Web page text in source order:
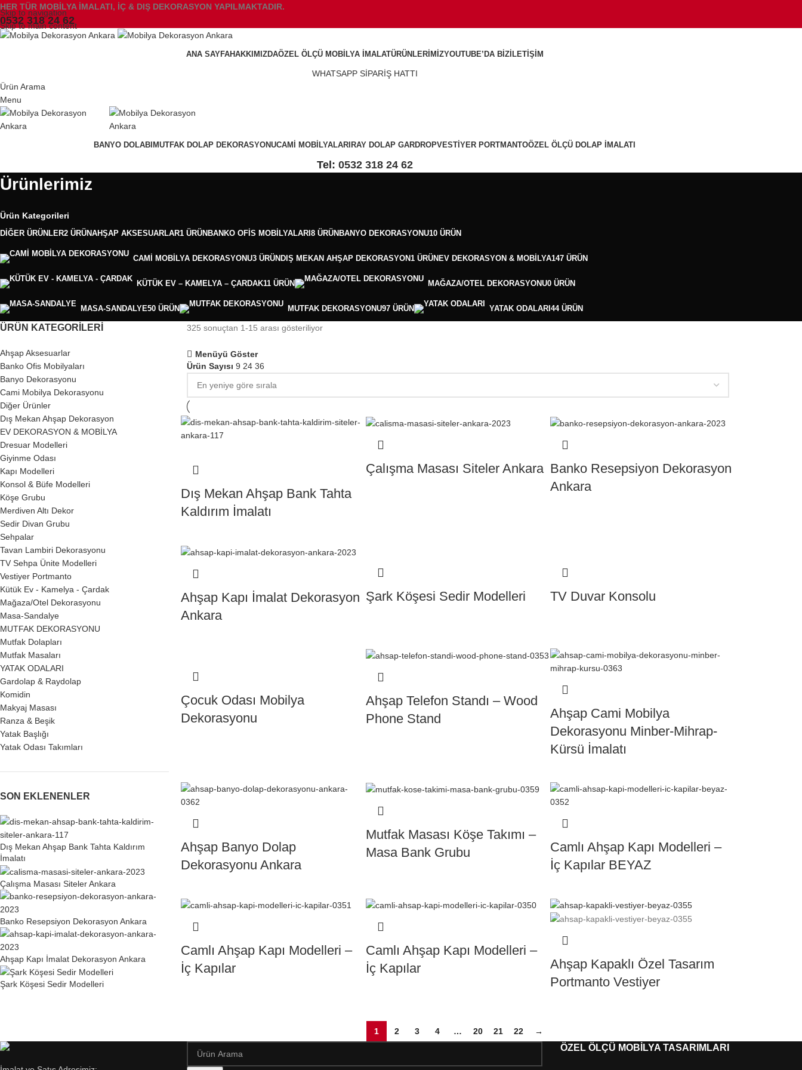
Skip to navigation
Skip to main content
HER TÜR MOBİLYA İMALATI, İÇ & DIŞ DEKORASYON YAPILMAKTADIR.
0532 318 24 62
ANA SAYFAHAKKIMIZDAÖZEL ÖLÇÜ MOBILYA İMALATÜRÜNLERIMIZYOUTUBE’DA BIZİLETIŞIM
WHATSAPP SİPARİŞ HATTI
Ürün Arama
Menu
BANYO DOLABI MUTFAK DOLAP DEKORASYONUCAMI MOBILYALARI RAY DOLAP GARDROPVESTIYER PORTMANTOÖZEL ÖLÇÜ DOLAP İMALATI
Tel: 0532 318 24 62
Ürünlerimiz
Ürün Kategorileri
DIĞER ÜRÜNLER2 ÜRÜNAHŞAP AKSESUARLAR1 ÜRÜN BANKO OFIS MOBILYALARI 8 ÜRÜN BANYO DEKORASYONU10 ÜRÜN
CAMI MOBILYA DEKORASYONU3 ÜRÜN DIŞ MEKAN AHŞAP DEKORASYON1 ÜRÜN EV DEKORASYON & MOBİLYA147 ÜRÜN
KÜTÜK EV – KAMELYA – ÇARDAK11 ÜRÜN MAĞAZA/OTEL DEKORASYONU0 ÜRÜN
MASA-SANDALYE50 ÜRÜN MUTFAK DEKORASYONU97 ÜRÜN YATAK ODALARI 44 ÜRÜN
ÜRÜN KATEGORILERI
Ahşap Aksesuarlar
Banko Ofis Mobilyaları
Banyo Dekorasyonu
Cami Mobilya Dekorasyonu
Diğer Ürünler
Dış Mekan Ahşap Dekorasyon
EV DEKORASYON & MOBİLYA
Dresuar Modelleri
Giyinme Odası
Kapı Modelleri
Konsol & Büfe Modelleri
Köşe Grubu
Merdiven Altı Dekor
Sedir Divan Grubu
Sehpalar
Tavan Lambiri Dekorasyonu
TV Sehpa Ünite Modelleri
Vestiyer Portmanto
Kütük Ev - Kamelya - Çardak
Mağaza/Otel Dekorasyonu
Masa-Sandalye
MUTFAK DEKORASYONU
Mutfak Dolapları
Mutfak Masaları
YATAK ODALARI
Gardolap & Raydolap
Komidin
Makyaj Masası
Ranza & Beşik
Yatak Başlığı
Yatak Odası Takımları
SON EKLENENLER
Dış Mekan Ahşap Bank Tahta Kaldırım
İmalatı
Çalışma Masası Siteler Ankara
Banko Resepsiyon Dekorasyon Ankara
Ahşap Kapı İmalat Dekorasyon Ankara
Şark Köşesi Sedir Modelleri
325 sonuçtan 1-15 arası gösteriliyor
Menüyü Göster
Ürün Sayısı 9 24 36
Dış Mekan Ahşap Bank Tahta
Kaldırım İmalatı
Çalışma Masası Siteler Ankara Banko Resepsiyon Dekorasyon
Ankara
Ahşap Kapı İmalat Dekorasyon
Ankara
Şark Köşesi Sedir Modelleri TV Duvar Konsolu
Çocuk Odası Mobilya
Dekorasyonu
Ahşap Telefon Standı – Wood
Phone Stand
Ahşap Cami Mobilya
Dekorasyonu Minber-Mihrap-
Kürsü İmalatı
Ahşap Banyo Dolap
Dekorasyonu Ankara
Mutfak Masası Köşe Takımı –
Masa Bank Grubu
Camlı Ahşap Kapı Modelleri –
İç Kapılar BEYAZ
Camlı Ahşap Kapı Modelleri –
İç Kapılar
Camlı Ahşap Kapı Modelleri –
İç Kapılar
Ahşap Kapaklı Özel Tasarım
Portmanto Vestiyer
1 2 3 4 … 20 21 22 →
ÖZEL ÖLÇÜ MOBİLYA TASARIMLARI